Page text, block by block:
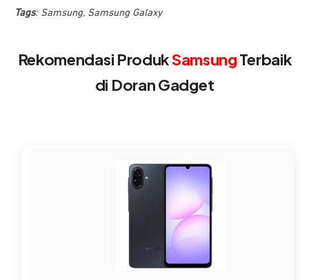
Tags: Samsung, Samsung Galaxy
Rekomendasi ProdukSamsungTerbaik
di Doran Gadget